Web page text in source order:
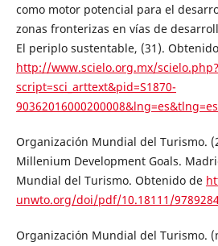
como motor potencial para el
zonas fronterizas en vías de
El periplo sustentable, (31).
http://www.scielo.org.mx/scielo.php?
script=sci_arttext&pid=S1870-
90362016000200008&lng=es&tlng=es
Organización Mundial del Turismo.
Millenium Development Goals.
Mundial del Turismo. Obtenido de
unwto.org/doi/pdf/10.18111/
Organización Mundial del Turismo.